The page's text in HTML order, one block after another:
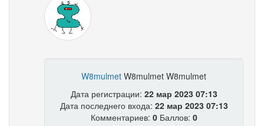
W8mulmet W8mulmet W8mulmet
Дата регистрации: 22 мар 2023 07:13
Дата последнего входа: 22 мар 2023 07:13
Комментариев: 0Баллов: 0